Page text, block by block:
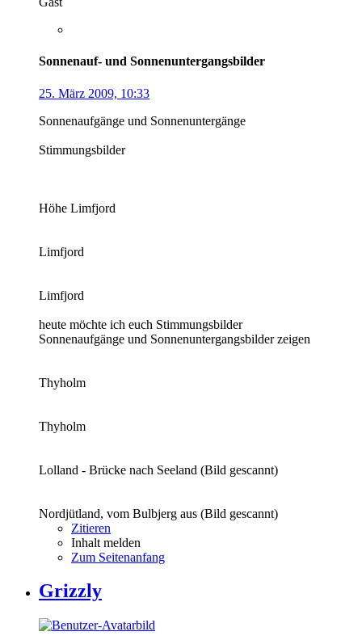
Sonnenauf- und Sonnenuntergangsbilder
25. März 2009, 10:33
Sonnenaufgänge und Sonnenuntergänge
Stimmungsbilder
Höhe Limfjord
Limfjord
Limfjord
heute möchte ich euch Stimmungsbilder
Sonnenaufgänge und Sonnenuntergangsbilder zeigen
Thyholm
Thyholm
Lolland - Brücke nach Seeland (Bild gescannt)
Nordjütland, vom Bulbjerg aus (Bild gescannt)
Zitieren
Inhalt melden
Zum Seitenanfang
Grizzly